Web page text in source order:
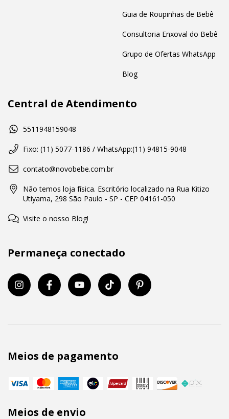
Guia de Roupinhas de Bebê
Consultoria Enxoval do Bebê
Grupo de Ofertas WhatsApp
Blog
Central de Atendimento
5511948159048
Fixo: (11) 5077-1186 / WhatsApp:(11) 94815-9048
contato@novobebe.com.br
Não temos loja física. Escritório localizado na Rua Kitizo
Utiyama, 298 São Paulo - SP - CEP 04161-050
Visite o nosso Blog!
Permaneça conectado
Meios de pagamento
Meios de envio